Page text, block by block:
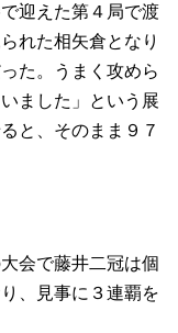
迎えた第４局で渡
れた相矢倉となり
た。うまく攻めら
ました」という展
と、そのまま９７
会で藤井二冠は個
、見事に３連覇を